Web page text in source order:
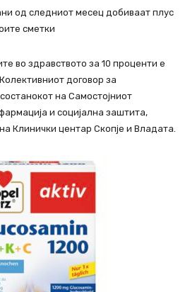
од следниот месец добиваат плус
сметки
во здравството за 10 проценти е
договор за
на Самостојниот
и социјална заштита,
Клинички центар Скопје и Владата.